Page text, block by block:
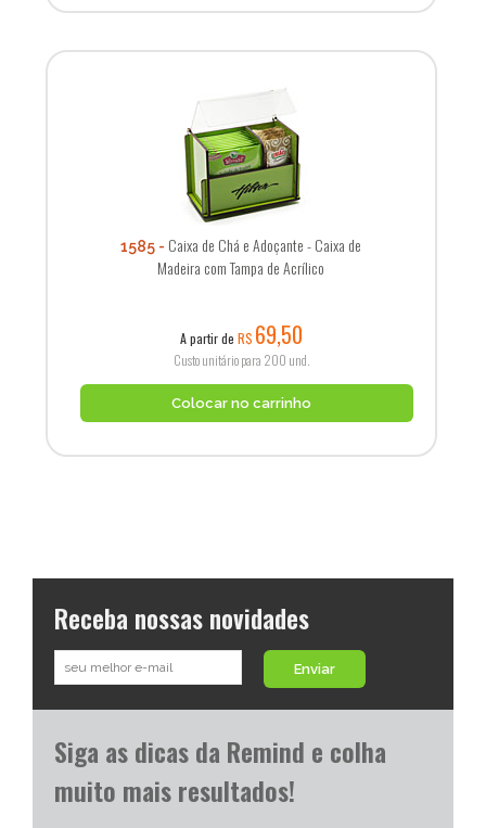
1585
Caixa de Chá e Adoçante - Caixa de
Madeira com Tampa de Acrílico
A partir de R$ 69,50
Custo unitário para 200 und.
Colocar no carrinho
Receba nossas novidades
Enviar
Siga as dicas da Remind e colha
muito mais resultados!